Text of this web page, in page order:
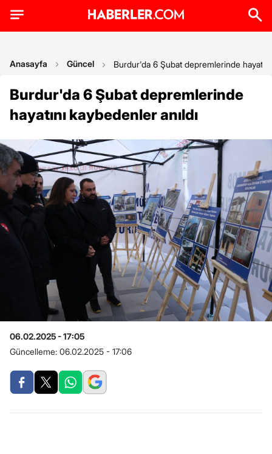
Anasayfa Güncel Burdur'da 6 Şubat depremlerinde
Burdur'da 6 Şubat depremlerinde
hayatını kaybedenler anıldı
06.02.2025 - 17:05
Güncelleme: 06.02.2025 - 17:06